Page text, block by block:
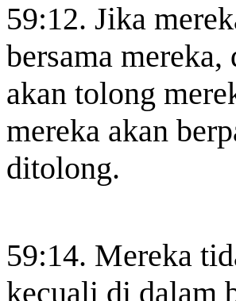
59:12. Jika
bersama
akan tolong
mereka akan
ditolong.
59:14. Mereka
kecuali di dalam